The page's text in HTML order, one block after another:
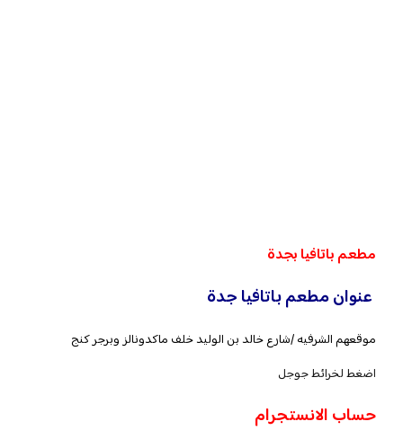
مطعم باتافيا بجدة
عنوان مطعم باتافيا جدة
موقعهم الشرفيه /شارع خالد بن الوليد خلف ماكدونالز وبرجر كنج
اضغط لخرائط جوجل
حساب الانستجرام